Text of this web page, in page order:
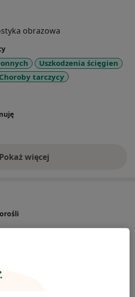
obrazowa
Uszkodzenia ścięgien
Choroby tarczycy
Pokaż więcejo doświadczeniu